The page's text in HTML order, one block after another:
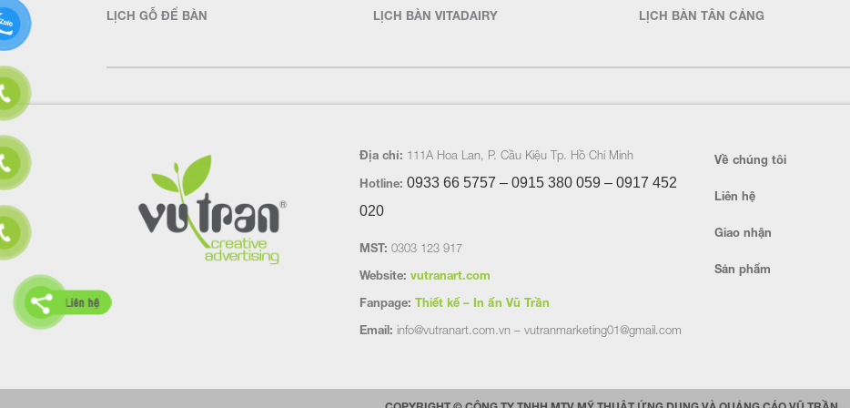
LỊCH GỖ ĐỂ BÀN LỊCH BÀN VITADAIRY LỊCH BÀN TÂN CẢNG
Địa chỉ: 111A Hoa Lan, P. Cầu Kiệu Tp. Hồ Chí Minh
Hotline: 0933 66 5757 – 0915 380 059 – 0917 452
020
MST: 0303 123 917
Website: vutranart.com
Fanpage: Thiết kế – In ấn Vũ Trần
Email: info@vutranart.com.vn – vutranmarketing01@gmail.com
Về chúng tôi
Liên hệ
Giao nhận
Sản phẩm
Liên hệ